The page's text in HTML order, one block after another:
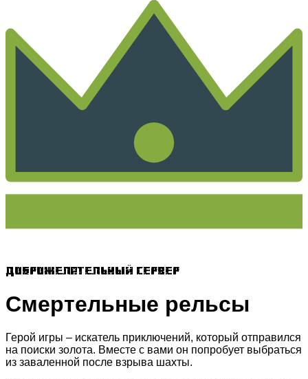
Доброжелательный сервер
Смертельные рельсы
Герой игры – искатель приключений, который отправился
на поиски золота. Вместе с вами он попробует выбраться
из заваленной после взрыва шахты.